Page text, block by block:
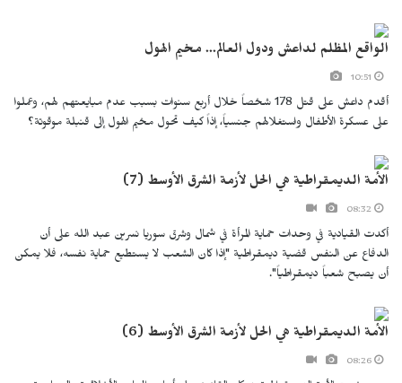
الواقع المظلم لداعش ودول العالم... مخيم الهول
أقدم داعش على قتل 178 شخصاً خلال أربع سنوات بسبب عدم مبايعتهم لهم، وعملوا
على عسكرة الأطفال واستغلالهم جنسياً، إذاً كيف تحول مخيم الهول إلى قنبلة موقوتة؟
الأمة الديمقراطية هي الحل لأزمة الشرق الأوسط (7)
أكدت القيادية في وحدات حماية المرأة في شمال وشرق سوريا نسرين عبد الله على أن
الدفاع عن النفس قضية ديمقراطية "إذا كان الشعب لا يستطيع حماية نفسه، فلا يمكن
أن يصبح شعباً ديمقراطياً".
الأمة الديمقراطية هي الحل لأزمة الشرق الأوسط (6)